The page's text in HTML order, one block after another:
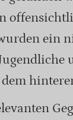
ein